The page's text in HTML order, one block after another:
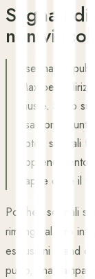
Segnali
non vincoli
I segnali di
Max per
giuste. Sono
usa come
hotel, segnali
capire chi è il
Poiché i segnali
rimanga al loro
esclusioni brand
pulito, una